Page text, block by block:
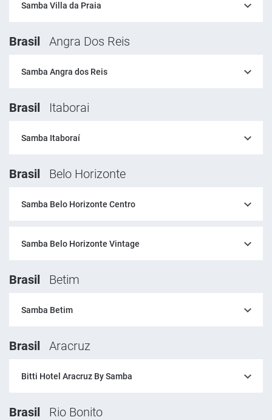
Samba Villa da Praia
Brasil Angra Dos Reis
Samba Angra dos Reis
Brasil Itaborai
Samba Itaboraí
Brasil Belo Horizonte
Samba Belo Horizonte Centro
Samba Belo Horizonte Vintage
Brasil Betim
Samba Betim
Brasil Aracruz
Bitti Hotel Aracruz By Samba
Brasil Rio Bonito